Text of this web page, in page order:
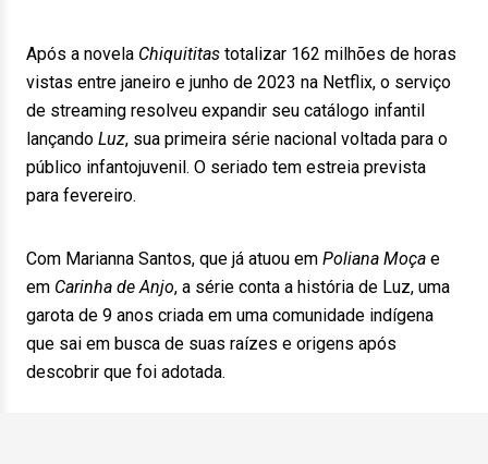
Após a novela Chiquititas totalizar 162 milhões de horas
vistas entre janeiro e junho de 2023 na Netflix, o serviço
de streaming resolveu expandir seu catálogo infantil
lançando Luz, sua primeira série nacional voltada para o
público infantojuvenil. O seriado tem estreia prevista
para fevereiro.
Com Marianna Santos, que já atuou em Poliana Moça e
em Carinha de Anjo, a série conta a história de Luz, uma
garota de 9 anos criada em uma comunidade indígena
que sai em busca de suas raízes e origens após
descobrir que foi adotada.